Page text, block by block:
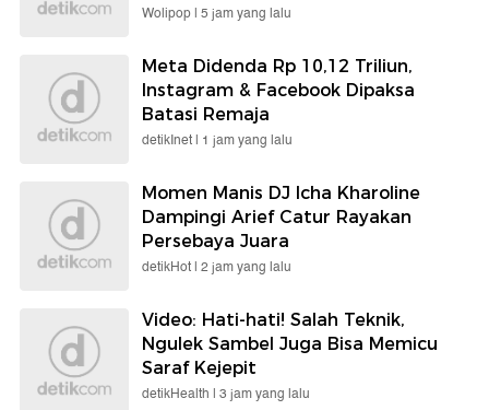
Wolipop | 5 jam yang lalu
Meta Didenda Rp 10,12 Triliun,
Instagram & Facebook Dipaksa
Batasi Remaja
detikInet | 1 jam yang lalu
Momen Manis DJ Icha Kharoline
Dampingi Arief Catur Rayakan
Persebaya Juara
detikHot | 2 jam yang lalu
Video: Hati-hati! Salah Teknik,
Ngulek Sambel Juga Bisa Memicu
Saraf Kejepit
detikHealth | 3 jam yang lalu